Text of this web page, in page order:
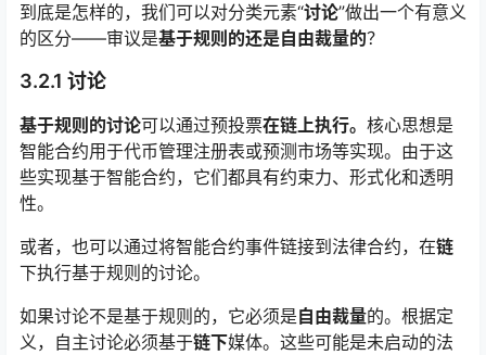
到底是怎样的，我们可以对分类元素“讨论”做出一个有意义
的区分——审议是基于规则的还是自由裁量的？
3.2.1 讨论
基于规则的讨论可以通过预投票在链上执行。 核心思想是
智能合约用于代币管理注册表或预测市场等实现。由于这
些实现基于智能合约，它们都具有约束力、形式化和透明
性。
或者，也可以通过将智能合约事件链接到法律合约，在链
下执行基于规则的讨论。
如果讨论不是基于规则的，它必须是自由裁量的。根据定
义，自主讨论必须基于链下媒体。这些可能是未启动的法